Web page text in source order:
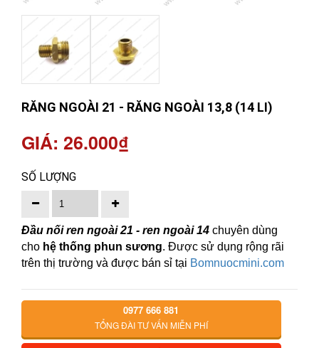
RĂNG NGOÀI 21 - RĂNG NGOÀI 13,8 (14 LI)
GIÁ: 26.000₫
SỐ LƯỢNG
Đầu nối ren ngoài 21 - ren ngoài14 chuyên dùng
cho hệ thống phun sương. Được sử dụng rộng rãi
trên thị trường và được bán sỉ tại Bomnuocmini.com
0977 666 881
TỔNG ĐÀI TƯ VẤN MIỄN PHÍ